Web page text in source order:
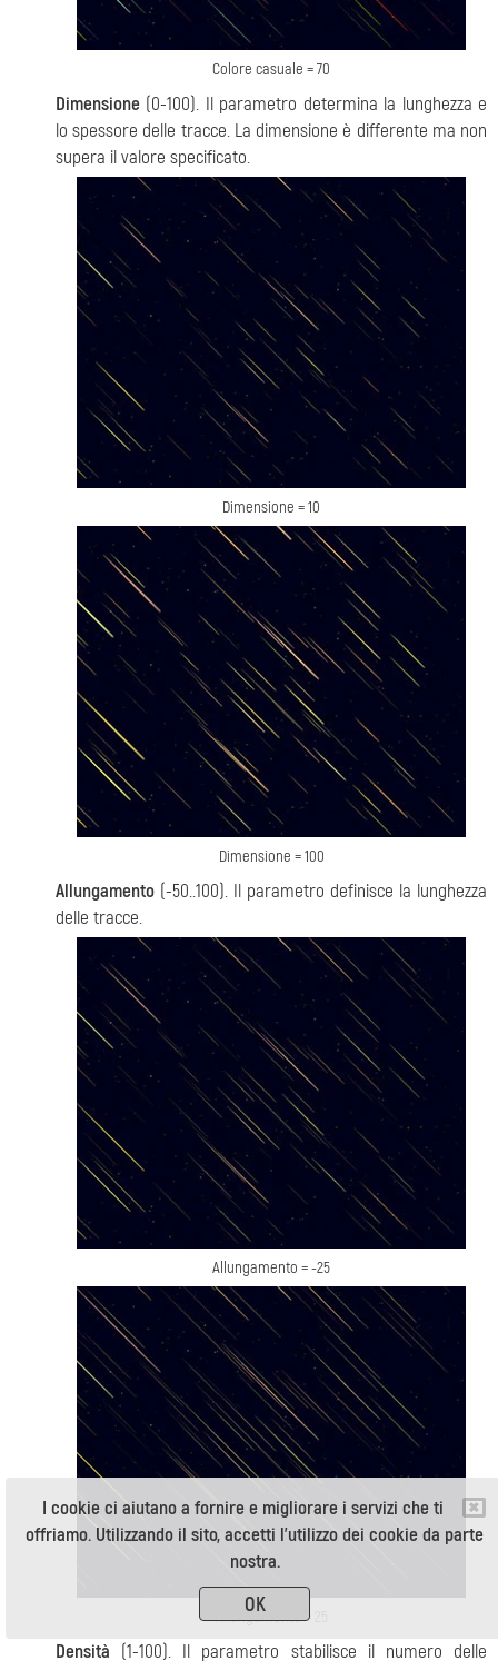
I cookie ci aiutano a fornire e migliorare i servizi che ti
offriamo. Utilizzando il sito, accetti l'utilizzo dei cookie da parte
nostra.
OK
Colore casuale = 70
Dimensione (0-100). Il parametro determina la lunghezza e
lo spessore delle tracce. La dimensione è differente ma non
supera il valore specificato.
Dimensione = 10
Dimensione = 100
Allungamento (-50..100). Il parametro definisce la lunghezza
delle tracce.
Allungamento = -25
Allungamento = 25
Densità (1-100). Il parametro stabilisce il numero delle